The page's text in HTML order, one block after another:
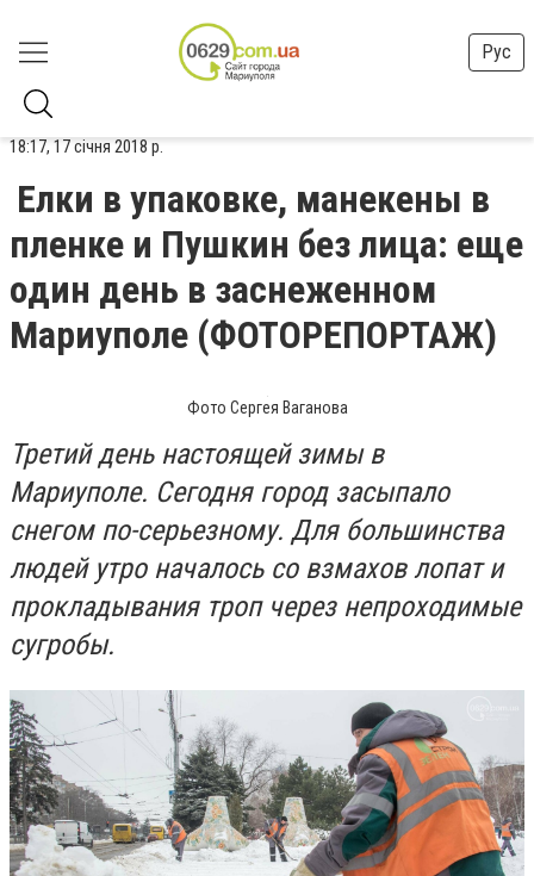
Рус
18:17, 17 січня 2018 р.
Елки в упаковке, манекены в
пленке и Пушкин без лица: еще
один день в заснеженном
Мариуполе (ФОТОРЕПОРТАЖ)
Фото Сергея Ваганова
Третий день настоящей зимы в
Мариуполе. Сегодня город засыпало
снегом по-серьезному. Для большинства
людей утро началось со взмахов лопат и
прокладывания троп через непроходимые
сугробы.